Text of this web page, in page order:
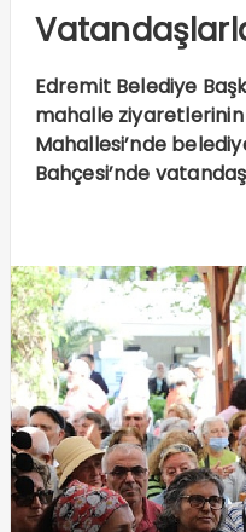
Edremit Belediye
mahalle ziyaretlerinin
Mahallesi’nde
Bahçesi’nde